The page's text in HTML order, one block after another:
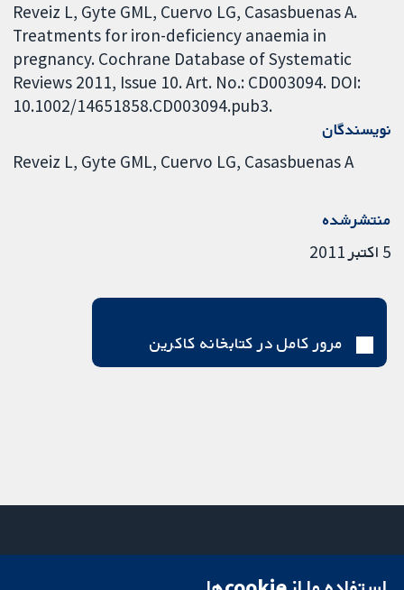
Reveiz L, Gyte GML, Cuervo LG, Casasbuenas A.
Treatments for iron-deficiency anaemia in
pregnancy. Cochrane Database of Systematic
Reviews 2011, Issue 10. Art. No.: CD003094. DOI:
10.1002/14651858.CD003094.pub3.
نویسندگان
Reveiz L Gyte GML Cuervo LG Casasbuenas A
منتشرشده
5 اکتبر 2011
مرور کامل در کتابخانه کاکرین
میدان کاوندیش